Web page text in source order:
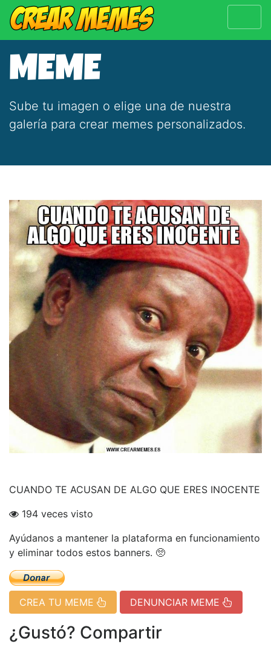
MEME
Sube tu imagen o elige una de nuestra
galería para crear memes personalizados.
CUANDO TE ACUSAN DE ALGO QUE ERES INOCENTE
194 veces visto
Ayúdanos a mantener la plataforma en funcionamiento
y eliminar todos estos banners. 🥺
CREA TU MEME DENUNCIAR MEME
¿Gustó? Compartir